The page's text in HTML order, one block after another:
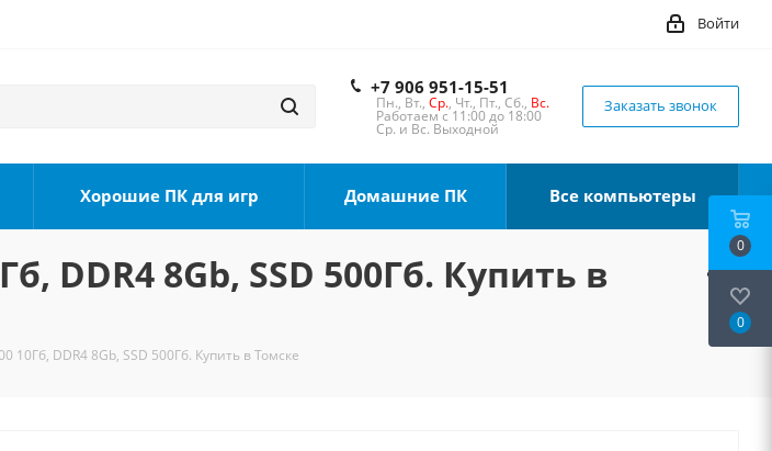
Войти
+7 906 951-15-51
Пн., Вт., Ср., Чт., Пт., Сб., Вс.
Работаем с 11:00 до 18:00
Ср. и Вс. Выходной
Заказать звонок
Хорошие ПК для игр Домашние ПК Все компьютеры
DDR4 8Gb, SSD 500Гб. Купить в
10Гб, DDR4 8Gb, SSD 500Гб. Купить в Томске
0
0